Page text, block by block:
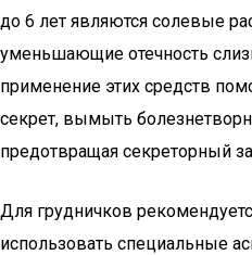
до 6 лет являются солевые
уменьшающие отечность
применение этих средств
секрет, вымыть
предотвращая секреторный
Для грудничков
использовать специальные